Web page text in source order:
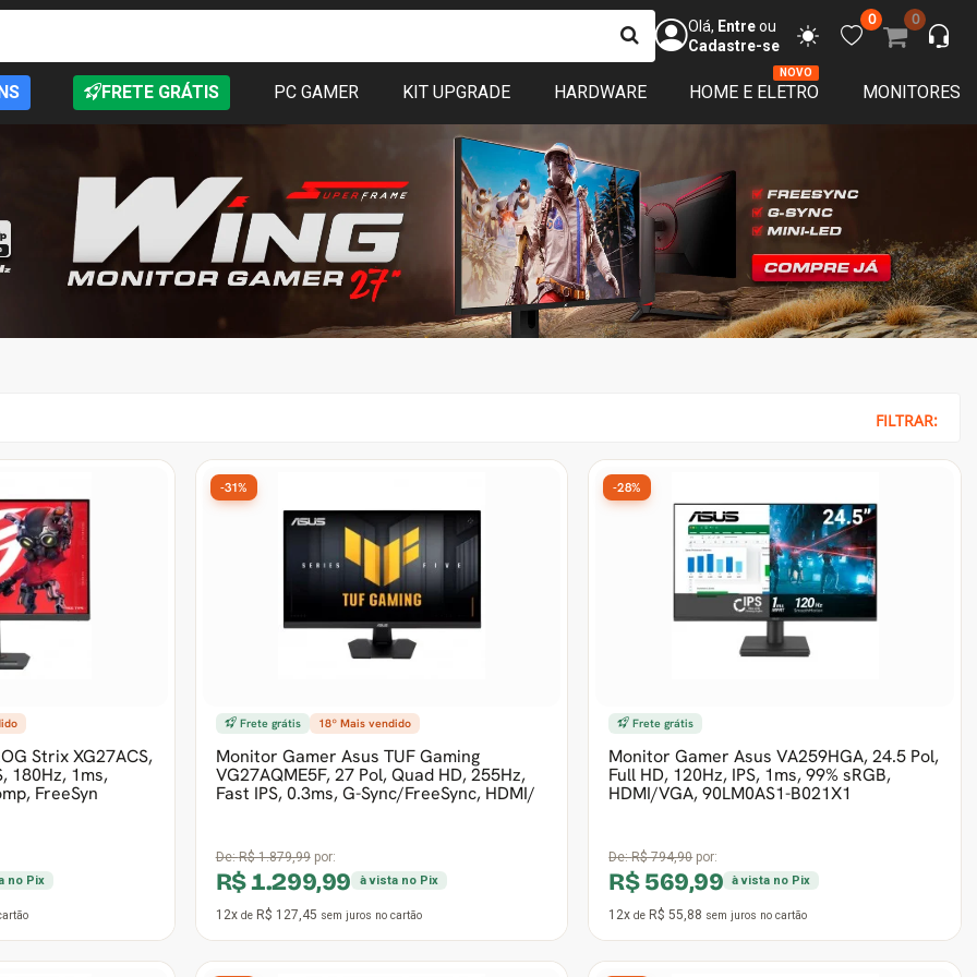
Olá, Entreou
Cadastre-se
0 0
FRETE GRÁTIS PC GAMER KIT UPGRADE HARDWARE HOME E ELETRO
NOVO
MONITORES
FILTRAR:
Strix XG27ACS,
180Hz, 1ms,
FreeSyn
no Pix
Frete grátis 18º Mais vendido
Monitor Gamer Asus TUF Gaming
VG27AQME5F, 27 Pol, Quad HD, 255Hz,
Fast IPS, 0.3ms, G-Sync/FreeSync, HDMI/
De:R$ 1.879,99por:
R$ 1.299,99 à vista no Pix
12xde R$ 127,45 sem juros no cartão
-31%
Frete grátis
Monitor Gamer Asus VA259HGA, 24.5 Pol,
Full HD, 120Hz, IPS, 1ms, 99% sRGB,
HDMI/VGA, 90LM0AS1-B021X1
De:R$ 794,90por:
R$ 569,99 à vista no Pix
12x de R$ 55,88 sem juros no cartão
-28%